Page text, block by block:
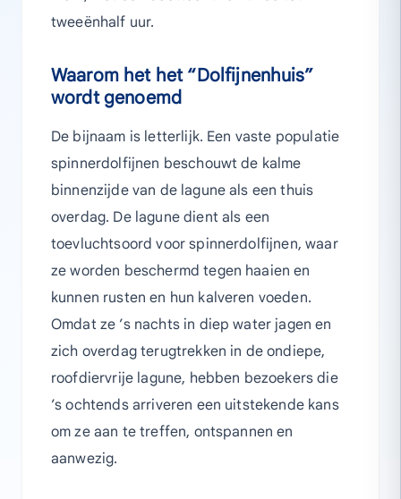
tweeënhalf uur.
Waarom het het “Dolfijnenhuis”
wordt genoemd
De bijnaam is letterlijk. Een vaste populatie
spinnerdolfijnen beschouwt de kalme
binnenzijde van de lagune als een thuis
overdag. De lagune dient als een
toevluchtsoord voor spinnerdolfijnen, waar
ze worden beschermd tegen haaien en
kunnen rusten en hun kalveren voeden.
Omdat ze ’s nachts in diep water jagen en
zich overdag terugtrekken in de ondiepe,
roofdiervrije lagune, hebben bezoekers die
’s ochtends arriveren een uitstekende kans
om ze aan te treffen, ontspannen en
aanwezig.